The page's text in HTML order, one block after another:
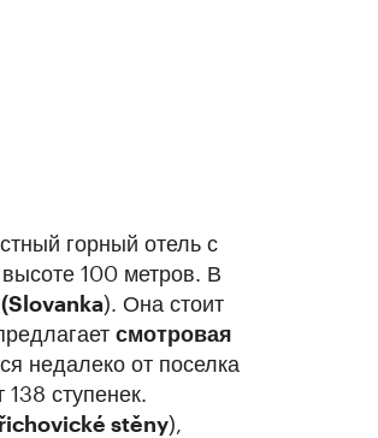
горный отель с
100 метров. В
). Она стоит
смотровая
недалеко от поселка
ступенек.
stěny),